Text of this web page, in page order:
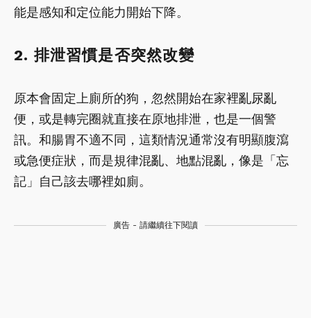
能是感知和定位能力開始下降。
2. 排泄習慣是否突然改變
原本會固定上廁所的狗，忽然開始在家裡亂尿亂
便，或是轉完圈就直接在原地排泄，也是一個警
訊。和腸胃不適不同，這類情況通常沒有明顯腹瀉
或急便症狀，而是規律混亂、地點混亂，像是「忘
記」自己該去哪裡如廁。
廣告 - 請繼續往下閱讀